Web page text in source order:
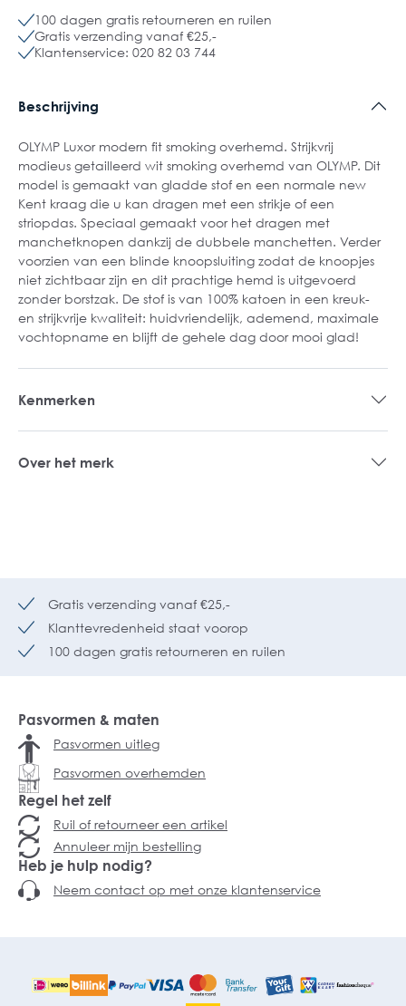
100 dagen gratis retourneren en ruilen
Gratis verzending vanaf €25,-
Klantenservice: 020 82 03 744
Beschrijving
OLYMP Luxor modern fit smoking overhemd. Strijkvrij
modieus getailleerd wit smoking overhemd van OLYMP. Dit
model is gemaakt van gladde stof en een normale new
Kent kraag die u kan dragen met een strikje of een
striopdas. Speciaal gemaakt voor het dragen met
manchetknopen dankzij de dubbele manchetten. Verder
voorzien van een blinde knoopsluiting zodat de knoopjes
niet zichtbaar zijn en dit prachtige hemd is uitgevoerd
zonder borstzak. De stof is van 100% katoen in een kreuk-
en strijkvrije kwaliteit: huidvriendelijk, ademend, maximale
vochtopname en blijft de gehele dag door mooi glad!
Kenmerken
Over het merk
Gratis verzending vanaf €25,-
Klanttevredenheid staat voorop
100 dagen gratis retourneren en ruilen
Pasvormen & maten
Pasvormen uitleg
Pasvormen overhemden
Regel het zelf
Ruil of retourneer een artikel
Annuleer mijn bestelling
Heb je hulp nodig?
Neem contact op met onze klantenservice